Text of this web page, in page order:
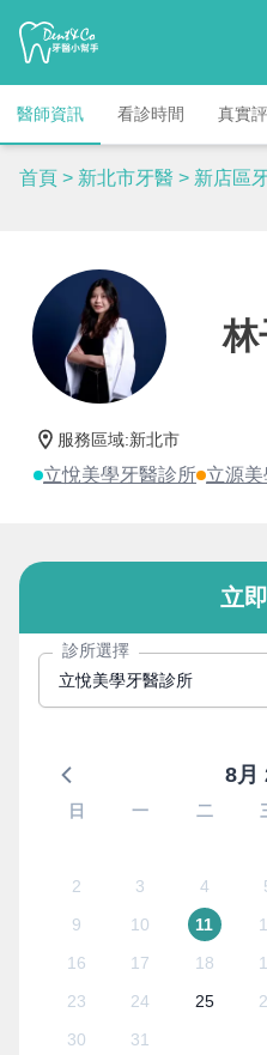
醫師資訊 看診時間 真實
首頁 > 新北市牙醫 > 新店區
林
服務區域:新北市
立悅美學牙醫診所 立源
立
診所選擇
立悅美學牙醫診所
8月
日 一 二
2
3 4
9
10 11
16
17 18
23
24 25
30
31